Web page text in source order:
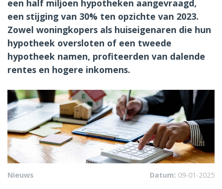
een half miljoen hypotheken aangevraagd,
een stijging van 30% ten opzichte van 2023.
Zowel woningkopers als huiseigenaren die hun
hypotheek oversloten of een tweede
hypotheek namen, profiteerden van dalende
rentes en hogere inkomens.
Nieuws Datum: 09-01-2025